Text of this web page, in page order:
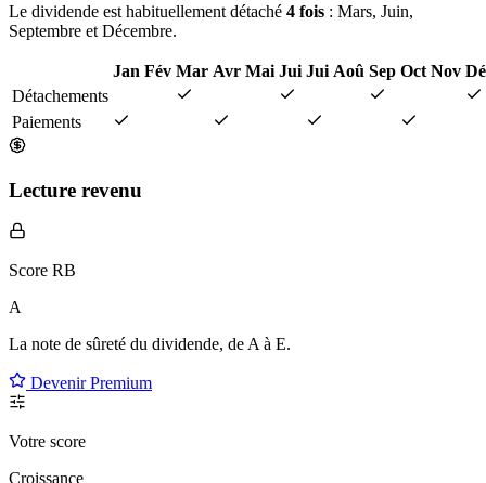
Le dividende est habituellement détaché 4 fois : Mars, Juin,
Septembre et Décembre.
Jan Fév Mar Avr Mai Jui Jui Aoû Sep Oct Nov
Détachements
Paiements
Lecture revenu
Score RB
A
La note de sûreté du dividende, de A à E.
Devenir Premium
Votre score
Croissance